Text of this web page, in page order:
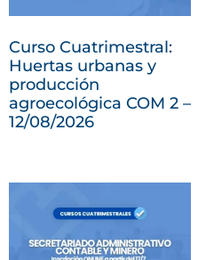
Curso Cuatrimestral:
Huertas urbanas y
producción
agroecológica COM 2 –
12/08/2026